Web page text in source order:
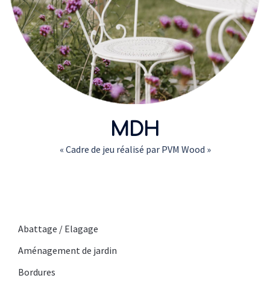
MDH
« Cadre de jeu réalisé par PVM Wood »
Abattage / Elagage
Aménagement de jardin
Bordures